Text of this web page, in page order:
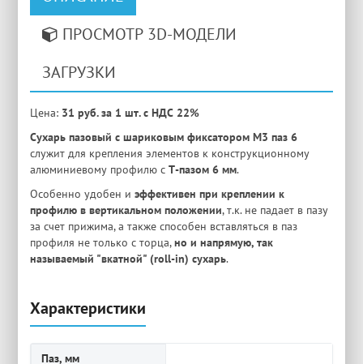
ПРОСМОТР 3D-МОДЕЛИ
ЗАГРУЗКИ
Цена: 31 руб. за 1 шт. с НДС 22%
Сухарь пазовый с шариковым фиксатором M3 паз 6
служит для крепления элементов к конструкционному
алюминиевому профилю сТ-пазом 6 мм.
Особенно удобен иэффективен при креплении к
профилю в вертикальном положении, т.к. не падает в пазу
за счет прижима, а также способен вставляться в паз
профиля не только с торца,но и напрямую, так
называемый "вкатной" (roll-in) сухарь.
Характеристики
Паз, мм